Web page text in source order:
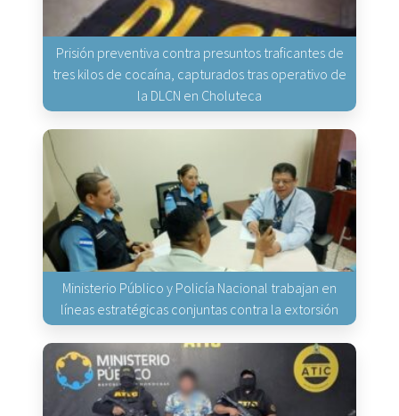
Prisión preventiva contra presuntos traficantes de
tres kilos de cocaína, capturados tras operativo de
la DLCN en Choluteca
Ministerio Público y Policía Nacional trabajan en
líneas estratégicas conjuntas contra la extorsión